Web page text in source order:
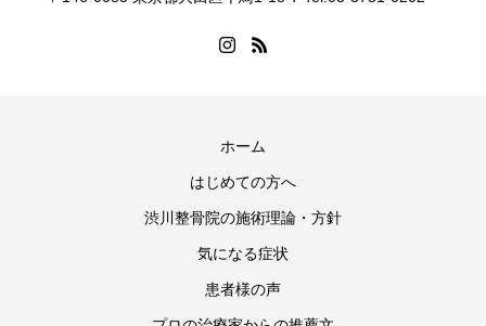
ホーム
はじめての方へ
渋川整骨院の施術理論・方針
気になる症状
患者様の声